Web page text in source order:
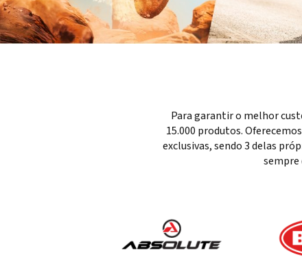
Para garantir o melhor
15.000 produtos.
exclusivas, sendo 3 delas
sempre